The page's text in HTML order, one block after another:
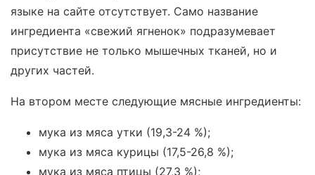
языке на сайте отсутствует. Само название
ингредиента «свежий ягненок» подразумевает
присутствие не только мышечных тканей, но и
других частей.
На втором месте следующие мясные ингредиенты:
мука из мяса утки (19,3-24 %);
мука из мяса курицы (17,5-26,8 %);
мука из мяса птицы (27,3 %);